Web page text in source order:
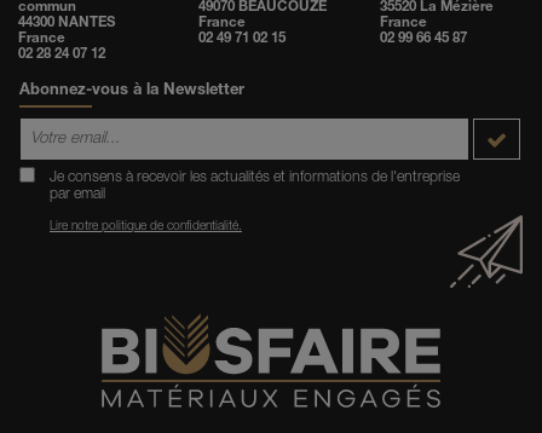
commun
44300 NANTES
France
02 28 24 07 12
49070 BEAUCOUZE
France
02 49 71 02 15
35520 La Mézière
France
02 99 66 45 87
Abonnez-vous à la Newsletter
Je consens à recevoir les actualités et informations de l'entreprise
par email
Lire notre politique de confidentialité.